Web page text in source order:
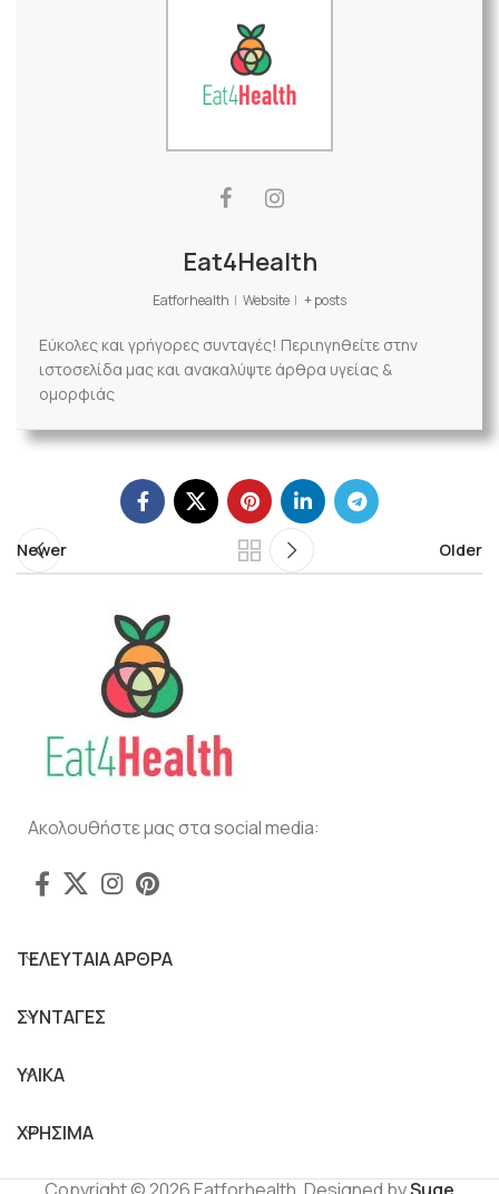
Eat4Health
Eatforhealth | Website | + posts
Εύκολες και γρήγορες συνταγές! Περιηγηθείτε στην
ιστοσελίδα μας και ανακαλύψτε άρθρα υγείας &
ομορφιάς
Newer Older
Ακολουθήστε μας στα social media:
ΤΕΛΕΥΤΑΙΑ ΑΡΘΡΑ
ΣΥΝΤΑΓΕΣ
ΥΛΙΚΑ
ΧΡΗΣΙΜΑ